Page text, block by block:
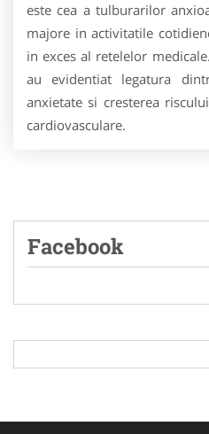
este cea a tulburarilor
majore in activitatile
in exces al retelelor
au evidentiat legatura
anxietate si cresterea
cardiovasculare.
Facebook